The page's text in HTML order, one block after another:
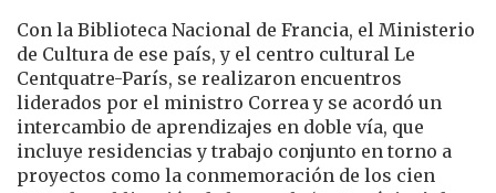
Con la Biblioteca Nacional de Francia, el Ministerio
de Cultura de ese país, y el centro cultural Le
Centquatre-París, se realizaron encuentros
liderados por el ministro Correa y se acordó un
intercambio de aprendizajes en doble vía, que
incluye residencias y trabajo conjunto en torno a
proyectos como la conmemoración de los cien